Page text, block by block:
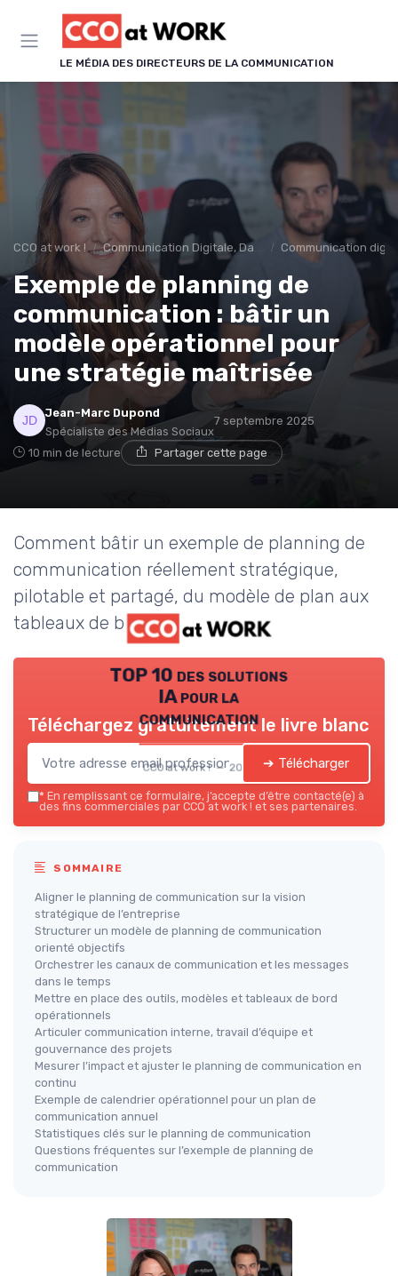
LE MÉDIA DES DIRECTEURS DE LA COMMUNICATION
CCO at work ! Communication Digitale, Data & IA Communication
Exemple de planning de
communication : bâtir un
modèle opérationnel pour
une stratégie maîtrisée
Jean-Marc Dupond
Spécialiste des Médias Sociaux
7 septembre 2025
10 min de lecture Partager cette page
Comment bâtir un exemple de planning de
communication réellement stratégique,
pilotable et partagé, du modèle de plan aux
tableaux de bord opérationnels.
TOP 10 des solutions
IA pour la
communication
CCO at work ! — 2026
Téléchargez gratuitement le livre blanc
➔ Télécharger
* En remplissant ce formulaire, j’accepte d’être contacté(e) à
des fins commerciales par CCO at work ! et ses partenaires.
SOMMAIRE
Aligner le planning de communication sur la vision
stratégique de l’entreprise
Structurer un modèle de planning de communication
orienté objectifs
Orchestrer les canaux de communication et les messages
dans le temps
Mettre en place des outils, modèles et tableaux de bord
opérationnels
Articuler communication interne, travail d’équipe et
gouvernance des projets
Mesurer l’impact et ajuster le planning de communication en
continu
Exemple de calendrier opérationnel pour un plan de
communication annuel
Statistiques clés sur le planning de communication
Questions fréquentes sur l’exemple de planning de
communication
Panneau de gestion des cookies